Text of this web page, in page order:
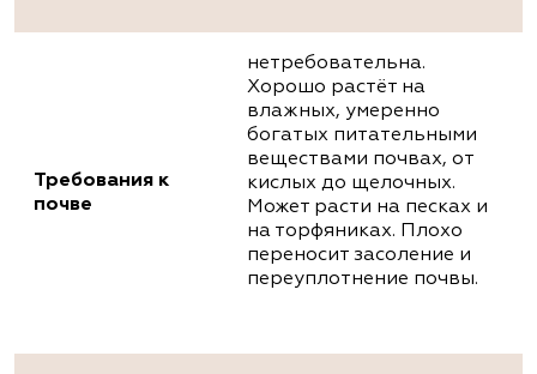
Требования к
почве
нетребовательна.
Хорошо растёт на
влажных, умеренно
богатых питательными
веществами почвах, от
кислых до щелочных.
Может расти на песках и
на торфяниках. Плохо
переносит засоление и
переуплотнение почвы.